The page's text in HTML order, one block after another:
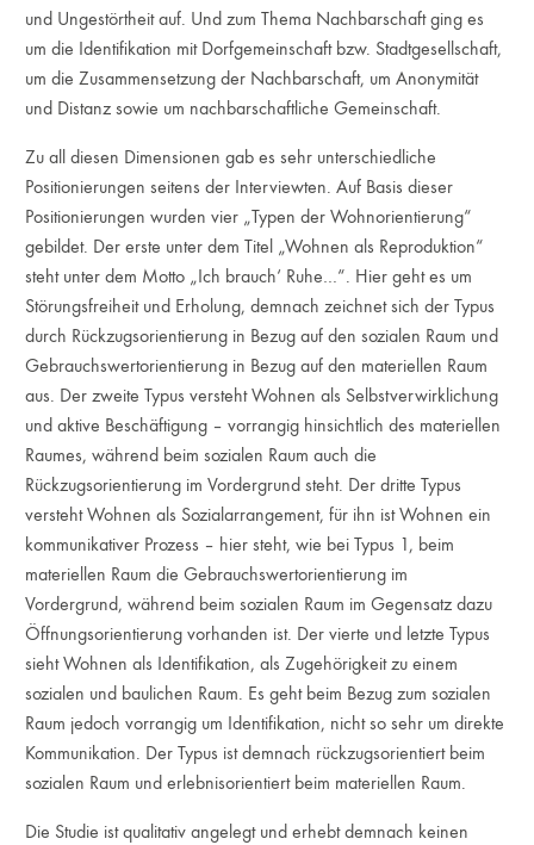
und Ungestörtheit auf. Und zum Thema Nachbarschaft ging es
um die Identifikation mit Dorfgemeinschaft bzw. Stadtgesellschaft,
um die Zusammensetzung der Nachbarschaft, um Anonymität
und Distanz sowie um nachbarschaftliche Gemeinschaft.
Zu all diesen Dimensionen gab es sehr unterschiedliche
Positionierungen seitens der Interviewten. Auf Basis dieser
Positionierungen wurden vier „Typen der Wohnorientierung“
gebildet. Der erste unter dem Titel „Wohnen als Reproduktion“
steht unter dem Motto „Ich brauch‘ Ruhe…“. Hier geht es um
Störungsfreiheit und Erholung, demnach zeichnet sich der Typus
durch Rückzugsorientierung in Bezug auf den sozialen Raum und
Gebrauchswertorientierung in Bezug auf den materiellen Raum
aus. Der zweite Typus versteht Wohnen als Selbstverwirklichung
und aktive Beschäftigung – vorrangig hinsichtlich des materiellen
Raumes, während beim sozialen Raum auch die
Rückzugsorientierung im Vordergrund steht. Der dritte Typus
versteht Wohnen als Sozialarrangement, für ihn ist Wohnen ein
kommunikativer Prozess – hier steht, wie bei Typus 1, beim
materiellen Raum die Gebrauchswertorientierung im
Vordergrund, während beim sozialen Raum im Gegensatz dazu
Öffnungsorientierung vorhanden ist. Der vierte und letzte Typus
sieht Wohnen als Identifikation, als Zugehörigkeit zu einem
sozialen und baulichen Raum. Es geht beim Bezug zum sozialen
Raum jedoch vorrangig um Identifikation, nicht so sehr um direkte
Kommunikation. Der Typus ist demnach rückzugsorientiert beim
sozialen Raum und erlebnisorientiert beim materiellen Raum.
Die Studie ist qualitativ angelegt und erhebt demnach keinen